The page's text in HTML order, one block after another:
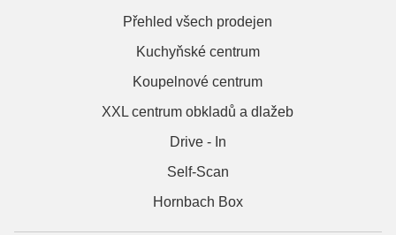
Přehled všech prodejen
Kuchyňské centrum
Koupelnové centrum
XXL centrum obkladů a dlažeb
Drive - In
Self-Scan
Hornbach Box